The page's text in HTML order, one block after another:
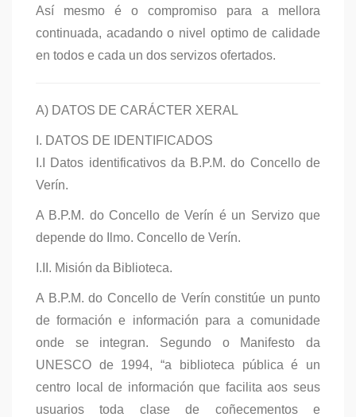
Así mesmo é o compromiso para a mellora
continuada, acadando o nivel optimo de calidade
en todos e cada un dos servizos ofertados.
A) DATOS DE CARÁCTER XERAL
I. DATOS DE IDENTIFICADOS
I.I Datos identificativos da B.P.M. do Concello de
Verín.
A B.P.M. do Concello de Verín é un Servizo que
depende do Ilmo. Concello de Verín.
I.II. Misión da Biblioteca.
A B.P.M. do Concello de Verín constitúe un punto
de formación e información para a comunidade
onde se integran. Segundo o Manifesto da
UNESCO de 1994, “a biblioteca pública é un
centro local de información que facilita aos seus
usuarios toda clase de coñecementos e